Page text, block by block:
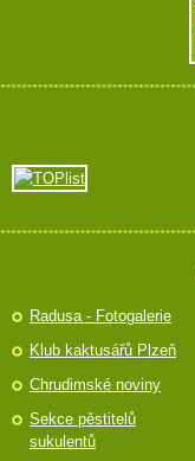
Radusa - Fotogalerie
Klub kaktusářů Plzeň
Chrudimské noviny
Sekce pěstitelů
sukulentů